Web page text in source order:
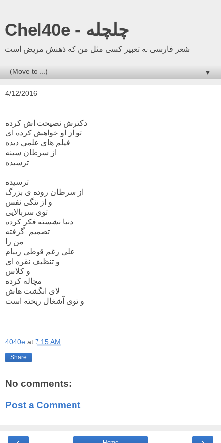
Chel40e - چلچله
شعر فارسی به تعبیر کسی مثل من که ذهنش مریض است
▼
4/12/2016
دکترش نصیحت اش کرده
تو از او خواهش کرده ای
فیلم های علمی دیده
از سرطان سینه
ترسیده
ترسیده
از سرطان روده ی بزرگ
و از تنگی نفس
توی سربالایی
دنیا نشسته فکر کرده
تصمیم گرفته
من را
علی رغم قوطی زیبام
و تنظیف نقره ای
و کلاس
مچاله کرده
لای انگشت هاش
و توی آشغال ریخته است
4040e at 7:15 AM
Share
No comments:
Post a Comment